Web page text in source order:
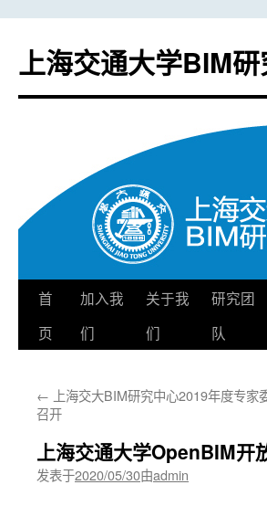
上海交通大学BIM
跳
至
文
首
页
加入我
们
关于我
们
研究团
队
← 上海交大BIM研究中心2019年度专家
召开
上海交通大学OpenBIM开
发表于2020/05/30由admin